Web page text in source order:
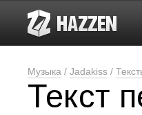
Музыка / Jadakiss /
Текст